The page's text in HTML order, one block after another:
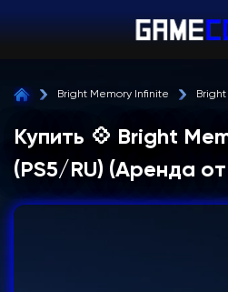
Bright Memory Infinite
Купить 💠 Bright
(PS5/RU) (Аренда